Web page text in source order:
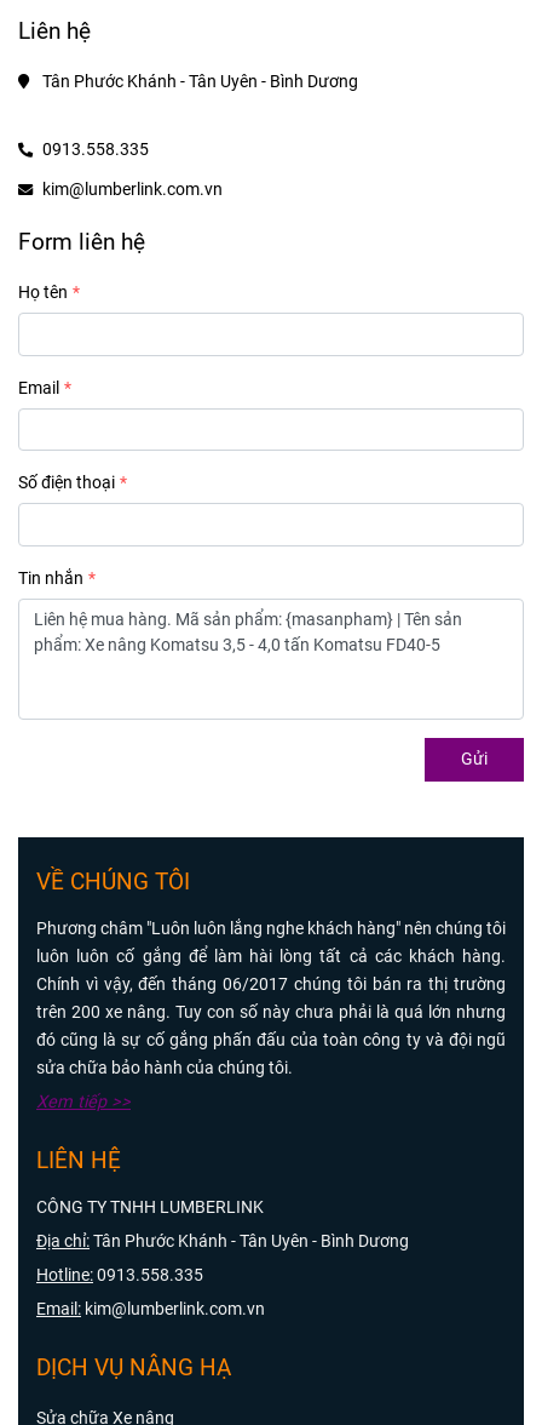
Liên hệ
Tân Phước Khánh - Tân Uyên - Bình Dương
0913.558.335
kim@lumberlink.com.vn
Form liên hệ
Họ tên
Email
Số điện thoại
Tin nhắn
Gửi
VỀ CHÚNG TÔI
Phương châm "Luôn luôn lắng nghe khách hàng" nên chúng tôi
luôn luôn cố gắng để làm hài lòng tất cả các khách hàng.
Chính vì vậy, đến tháng 06/2017 chúng tôi bán ra thị trường
trên 200 xe nâng. Tuy con số này chưa phải là quá lớn nhưng
đó cũng là sự cố gắng phấn đấu của toàn công ty và đội ngũ
sửa chữa bảo hành của chúng tôi.
Xem tiếp >>
LIÊN HỆ
CÔNG TY TNHH LUMBERLINK
Địa chỉ:Tân Phước Khánh - Tân Uyên - Bình Dương
Hotline:0913.558.335
Email: kim@lumberlink.com.vn
DỊCH VỤ NÂNG HẠ
Sửa chữa Xe nâng